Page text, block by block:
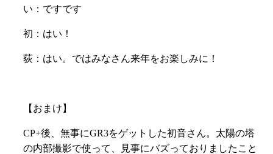
い：ですです
初：はい！
荻：はい。ではみなさん来年をお楽しみに！
【おまけ】
CP+後、無事にGR3をゲットした初音さん。太陽の塔
の内部撮影で使って、見事にバズっておりましたこと